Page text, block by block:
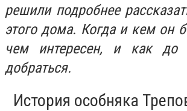
решили подробнее
этого дома. Когда и кем он
чем интересен, и как до
добраться.
История особняка